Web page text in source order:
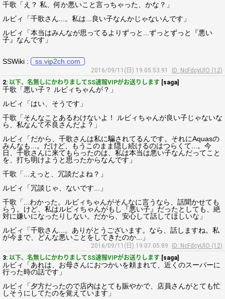
千歌「え？ 私、何か悪いこと言っちゃった、かな？」
ルビィ「千歌さん...。私は...良い子なんかじゃないんです」
ルビィ「本当はみんなが思ってるよりずっと...ずっとずっと『悪い
子』なんです」
SSWiki : ss.vip2ch.com
2016/09/11(日) 19:05:53.91
ID: NcFdcyUlO (12)
2: 以下、名無しにかわりましてSS速報VIPがお送りします [saga]
千歌「悪い子？ ルビィちゃんが？」
ルビィ「はい、そうです」
千歌「そんなことあるわけないよ！ ルビィちゃんが良い子じゃないな
ら、私なんて不良さんだよ？」
ルビィ「だから、千歌さんは私に騙されてるんです。それにAquasの
みんなも...。だけど、もうこのまま隠し続けるのはつらくて...。今
日、千歌さんに来てもらったのは、私は本当は悪い子なんだってこと
を、打ち明けようと思ったからなんです」
千歌「...えっと、冗談だよね？」
ルビィ「冗談じゃ、ないです...」
千歌「...わかった。ルビィちゃんがそんなに言うなら、話聞かせても
らう。けど、私はルビィちゃんがもし『悪い子』だったとしても、絶
対に嫌いになったりしない。だから、安心して話してほしいな」
ルビィ「千歌さん...。ありがとうございます。なら、話しますね。私
が今まで、どんな悪いことをしてきたのか...」
2016/09/11(日) 19:07:05.89
ID: NcFdcyUlO (12)
3: 以下、名無しにかわりましてSS速報VIPがお送りします [saga]
ルビィ「あれは、お母さんにおつかいを頼まれて、近くのスーパーに
行った時の話です」
ルビィ「夕方だったので店内はとても賑やかで、店員さんがとても忙
しそうにしてたのを覚えています」